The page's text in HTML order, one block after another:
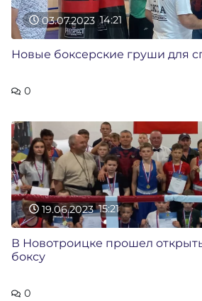
03.07.2023 14:21
Новые боксерские груши для
0
19.06.2023 15:21
В Новотроицке прошел
боксу
0